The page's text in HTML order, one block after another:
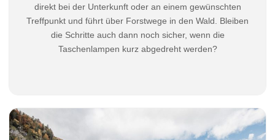
direkt bei der Unterkunft oder an einem gewünschten
Treffpunkt und führt über Forstwege in den Wald. Bleiben
die Schritte auch dann noch sicher, wenn die
Taschenlampen kurz abgedreht werden?